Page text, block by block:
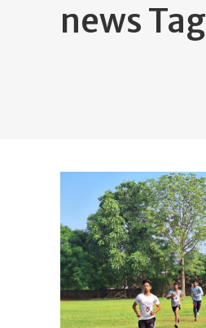
news Tag